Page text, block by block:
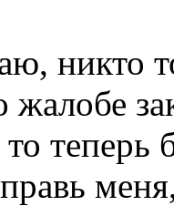
никто
то